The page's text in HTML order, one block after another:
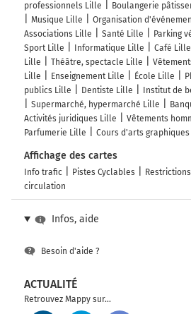
professionnels Lille
Boulangerie
Musique Lille
Organisation
Associations Lille
Santé Lille Parking
Sport Lille
Informatique Lille Café Lille
Lille
Théâtre, spectacle Lille
Lille
Enseignement Lille École Lille
publics Lille
Dentiste Lille Institut de
Supermarché, hypermarché Lille
Activités juridiques Lille
Vêtements
Parfumerie Lille
Cours d'arts
Affichage des cartes
Info trafic Pistes Cyclables
circulation
Infos, aide
Besoin d'aide ?
ACTUALITÉ
Retrouvez Mappy sur...